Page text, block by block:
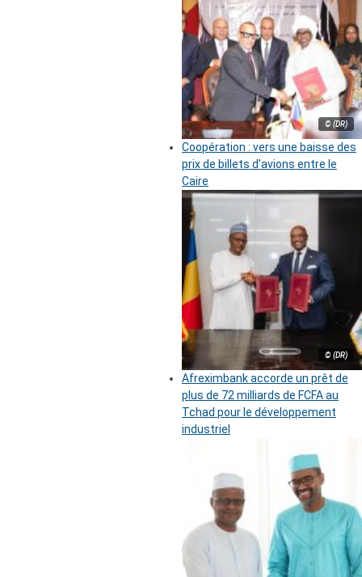
© (DR)
Coopération : vers une baisse des
prix de billets d’avions entre le
Caire
© (DR)
Afreximbank accorde un prêt de
plus de 72 milliards de FCFA au
Tchad pour le développement
industriel